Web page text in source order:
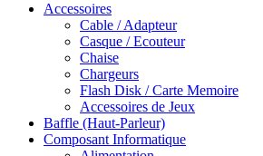
Accessoires
Cable / Adapteur
Casque / Ecouteur
Chaise
Chargeurs
Flash Disk / Carte Memoire
Accessoires de Jeux
Baffle (Haut-Parleur)
Composant Informatique